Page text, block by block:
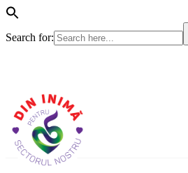
Search for: